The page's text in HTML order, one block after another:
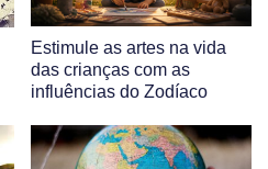
Estimule as artes na vida
das crianças com as
influências do Zodíaco